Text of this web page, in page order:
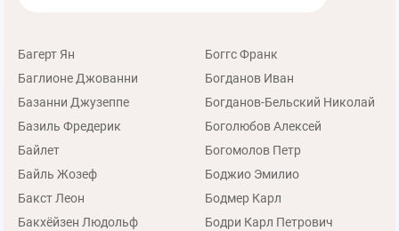
Багерт Ян
Баглионе Джованни
Базанни Джузеппе
Базиль Фредерик
Байлет
Байль Жозеф
Бакст Леон
Бакхёйзен Людольф
Боггс Франк
Богданов Иван
Богданов-Бельский Николай
Боголюбов Алексей
Богомолов Петр
Боджио Эмилио
Бодмер Карл
Бодри Карл Петрович